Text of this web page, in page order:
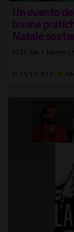
Un evento
buone
Natale
ECO-NET Green
15/12/2013